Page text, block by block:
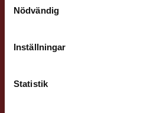
Nödvändig
Inställningar
Statistik
att kunna slutföra ett köp
Medicin, Omvårdnads-